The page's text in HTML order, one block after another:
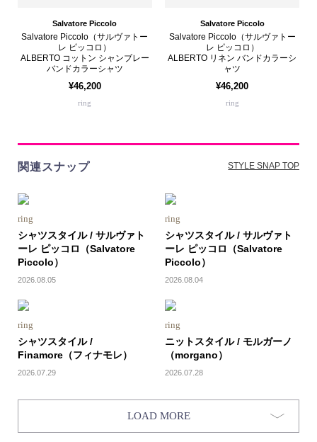
Salvatore Piccolo
Salvatore Piccolo（サルヴァトー
レ ピッコロ）
ALBERTO コットン シャンブレー
バンドカラーシャツ
¥46,200
ring
Salvatore Piccolo
Salvatore Piccolo（サルヴァトー
レ ピッコロ）
ALBERTO リネン バンドカラーシ
ャツ
¥46,200
ring
関連スナップ STYLE SNAP TOP
ring
シャツスタイル / サルヴァト
ーレ ピッコロ（Salvatore
Piccolo）
2026.08.05
ring
シャツスタイル / サルヴァト
ーレ ピッコロ（Salvatore
Piccolo）
2026.08.04
ring
シャツスタイル /
Finamore（フィナモレ）
2026.07.29
ring
ニットスタイル / モルガーノ
（morgano）
2026.07.28
LOAD MORE